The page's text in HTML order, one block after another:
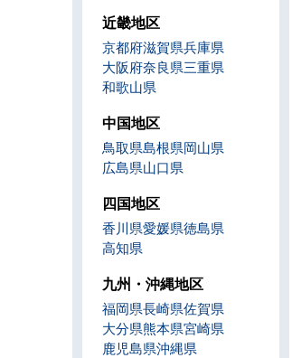
近畿地区
京都府滋賀県兵庫県
大阪府奈良県三重県
和歌山県
中国地区
鳥取県島根県岡山県
広島県山口県
四国地区
香川県愛媛県徳島県
高知県
九州・沖縄地区
福岡県長崎県佐賀県
大分県熊本県宮崎県
鹿児島県沖縄県